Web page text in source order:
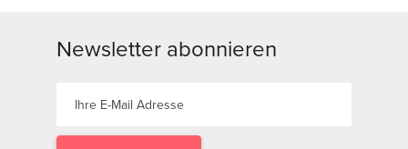
Newsletter abonnieren